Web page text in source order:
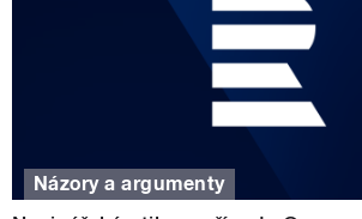
Názory a argumenty